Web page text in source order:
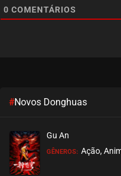
0 COMENTÁRIOS
#Novos Donghuas
Gu An
GÊNEROS: Ação,